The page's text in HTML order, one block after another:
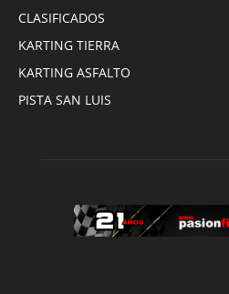
CLASIFICADOS
KARTING TIERRA
KARTING ASFALTO
PISTA SAN LUIS